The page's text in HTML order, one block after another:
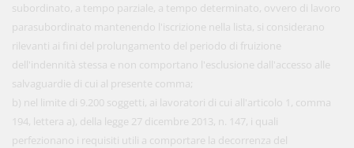
subordinato, a tempo parziale, a tempo determinato, ovvero di lavoro
parasubordinato mantenendo l'iscrizione nella lista, si considerano
rilevanti ai fini del prolungamento del periodo di fruizione
dell'indennità stessa e non comportano l'esclusione dall'accesso alle
salvaguardie di cui al presente comma;
b) nel limite di 9.200 soggetti, ai lavoratori di cui all'articolo 1, comma
194, lettera a), della legge 27 dicembre 2013, n. 147, i quali
perfezionano i requisiti utili a comportare la decorrenza del